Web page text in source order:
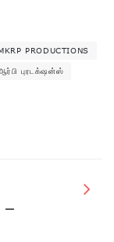
PRODUCTIONS
புரடக்‌ஷன்ஸ்
–